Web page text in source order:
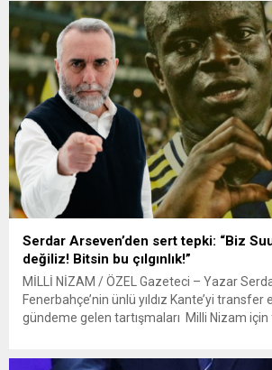
taraftarlarının neden olduğu saha...
Serdar Arseven’den sert tepki: “Biz
değiliz! Bitsin bu çılgınlık!”
MİLLİ NİZAM / ÖZEL Gazeteci – Yazar
Fenerbahçe’nin ünlü yıldız Kante’yi
gündeme gelen tartışmaları Milli Nizam için